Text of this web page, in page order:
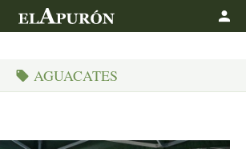
AGUACATES